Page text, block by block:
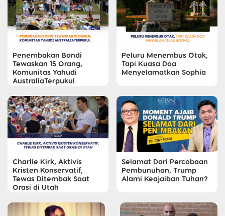
Penembakan Bondi
Tewaskan 15 Orang,
Komunitas Yahudi
AustraliaTerpukul
Peluru Menembus Otak,
Tapi Kuasa Doa
Menyelamatkan Sophia
Charlie Kirk, Aktivis
Kristen Konservatif,
Tewas Ditembak Saat
Orasi di Utah
Selamat Dari Percobaan
Pembunuhan, Trump
Alami Keajaiban Tuhan?